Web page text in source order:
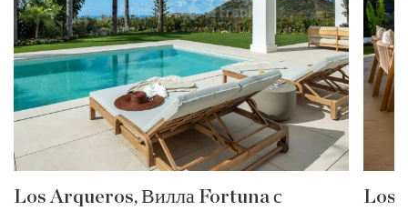
Los Arqueros, Вилла Fortuna с
Los